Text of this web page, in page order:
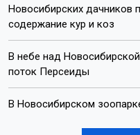
Новосибирских дачников
содержание кур и коз
В небе над
поток Персеиды
В Новосибирском